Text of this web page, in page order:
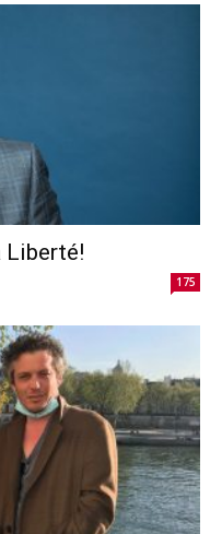
Liberté!
175